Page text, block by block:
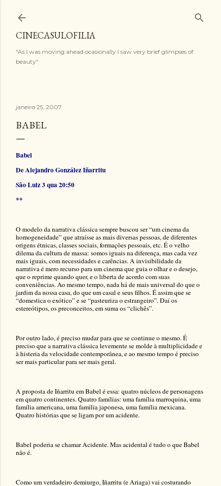
CINECASULOFILIA
"As I was moving ahead ocasionally I saw very brief glimpses of
beauty"
janeiro 25, 2007
BABEL
Babel
De Alejandro González Iñarritu
São Luiz 3 qua 20:50
**
O modelo da narrativa clássica sempre buscou ser “um cinema da
homogeneidade” que atraísse as mais diversas pessoas, de diferentes
origens étnicas, classes sociais, formações pessoais, etc. É o velho
dilema da cultura de massa: somos iguais na diferença, mas cada vez
mais iguais, com necessidades e carências. A invisibilidade da
narrativa é mero recurso para um cinema que guia o olhar e o desejo,
que o reprime quando quer, e o liberta de acordo com suas
conveniências. Ao mesmo tempo, nada há de mais universal do que o
jardim da nossa casa, do que um casal e seus filhos. É assim que se
“domestica o exótico” e se “pasteuriza o estrangeiro”. Daí os
estereótipos, os preconceitos, em suma os “clichês”.
Por outro lado, é preciso mudar para que se continue o mesmo. É
preciso que a narrativa clássica levemente se molde à multiplicidade e
à histeria da velocidade contemporânea, e ao mesmo tempo é preciso
ser mais particular para ser mais geral.
A proposta de Iñarritu em Babel é essa: quatro núcleos de personagens
em quatro continentes. Quatro famílias: uma família marroquina, uma
família americana, uma família japonesa, uma família mexicana.
Quatro histórias que se ligam por um acidente.
Babel poderia se chamar Acidente. Mas acidental é tudo o que Babel
não é.
Como um verdadeiro demiurgo, Iñarritu (e Ariaga) vai costurando